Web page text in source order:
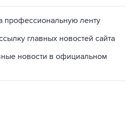
профессиональную ленту
главных новостей сайта
новости в официальном